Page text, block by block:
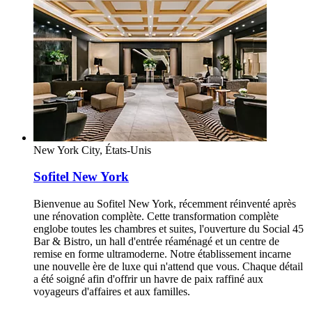
New York City, États-Unis
Sofitel New York
Bienvenue au Sofitel New York, récemment réinventé après
une rénovation complète. Cette transformation complète
englobe toutes les chambres et suites, l'ouverture du Social 45
Bar & Bistro, un hall d'entrée réaménagé et un centre de
remise en forme ultramoderne. Notre établissement incarne
une nouvelle ère de luxe qui n'attend que vous. Chaque détail
a été soigné afin d'offrir un havre de paix raffiné aux
voyageurs d'affaires et aux familles.